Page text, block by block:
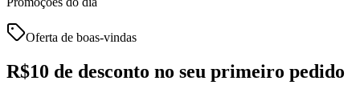
Oferta de boas-vindas
R$10 de desconto no seu primeiro pedido